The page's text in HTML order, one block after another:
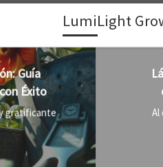
Skip to contentLumiLight
Lámparas para
crecimiento
Al cultivar plantas en el
proporcionar el